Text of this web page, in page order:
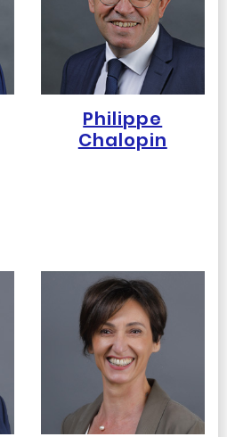
Philippe
Chalopin